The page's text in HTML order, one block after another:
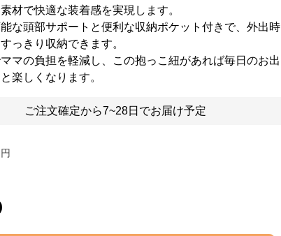
材で快適な装着感を実現します。
な頭部サポートと便利な収納ポケット付きで、外出時
っきり収納できます。
マの負担を軽減し、この抱っこ紐があれば毎日のお出
楽しくなります。
ご注文確定から7~28日でお届け予定
円